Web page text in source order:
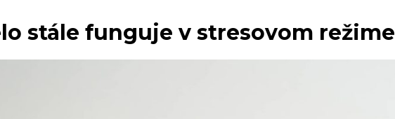
stále funguje v stresovom režime